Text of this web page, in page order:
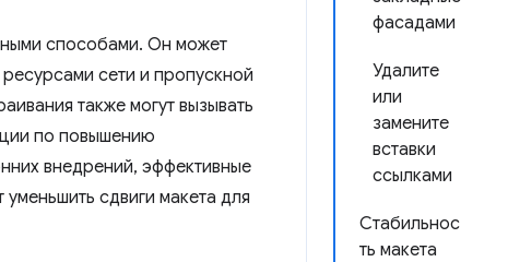
фасадами
Удалите
или
замените
вставки
ссылками
Стабильнос
ть макета
способами. Он может
сети и пропускной
также могут вызывать
по повышению
внедрений, эффективные
сдвиги макета для